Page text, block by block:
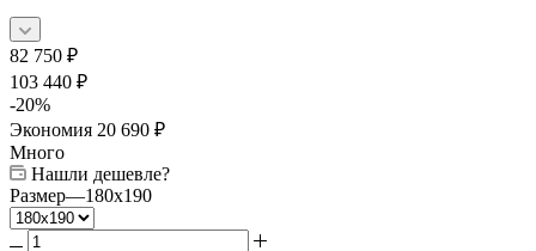
82 750 ₽
103 440 ₽
-20%
Экономия 20 690 ₽
Много
Нашли дешевле?
Размер—180x190